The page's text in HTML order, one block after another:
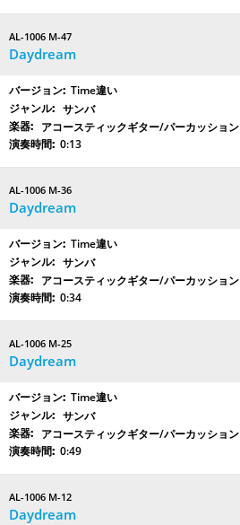
AL-1006 M-47
Daydream
Time違い
サンバ
アコースティックギター/パーカッション
0:13
AL-1006 M-36
Daydream
Time違い
サンバ
アコースティックギター/パーカッション
0:34
AL-1006 M-25
Daydream
Time違い
サンバ
アコースティックギター/パーカッション
0:49
AL-1006 M-12
Daydream